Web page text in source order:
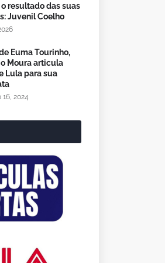
resultado das suas
Juvenil Coelho
Euma Tourinho,
Moura articula
Lula para sua
2024